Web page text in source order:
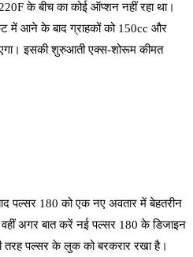
के बीच का कोई ऑप्शन नहीं रहा था।
में आने के बाद ग्राहकों को 150cc और
इसकी शुरुआती एक्स-शोरूम कीमत
पल्सर 180 को एक नए अवतार में बेहतरीन
अगर बात करें नई पल्सर 180 के डिजाइन
तरह पल्सर के लुक को बरकरार रखा है।